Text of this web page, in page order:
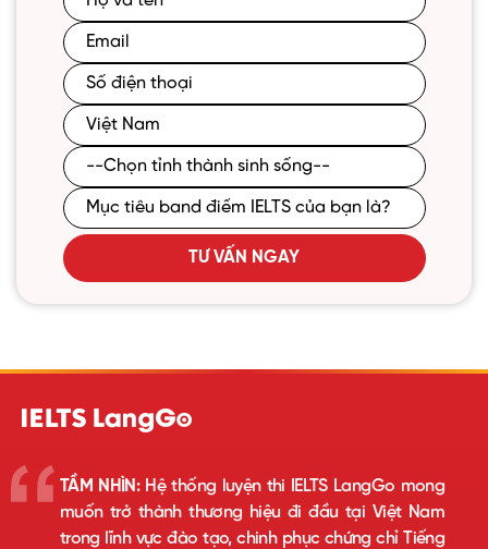
TƯ VẤN NGAY
TẦM NHÌN:Hệ thống luyện thi IELTS LangGo mong
muốn trở thành thương hiệu đi đầu tại Việt Nam
trong lĩnh vực đào tạo, chinh phục chứng chỉ Tiếng